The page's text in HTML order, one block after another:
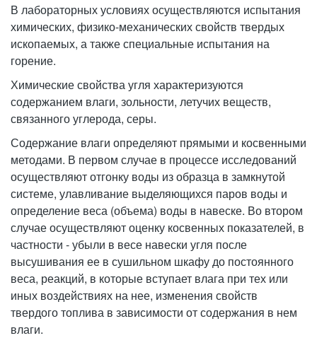
В лабораторных условиях осуществляются испытания
химических, физико-механических свойств твердых
ископаемых, а также специальные испытания на
горение.
Химические свойства угля характеризуются
содержанием влаги, зольности, летучих веществ,
связанного углерода, серы.
Содержание влаги определяют прямыми и косвенными
методами. В первом случае в процессе исследований
осуществляют отгонку воды из образца в замкнутой
системе, улавливание выделяющихся паров воды и
определение веса (объема) воды в навеске. Во втором
случае осуществляют оценку косвенных показателей, в
частности - убыли в весе навески угля после
высушивания ее в сушильном шкафу до постоянного
веса, реакций, в которые вступает влага при тех или
иных воздействиях на нее, изменения свойств
твердого топлива в зависимости от содержания в нем
влаги.